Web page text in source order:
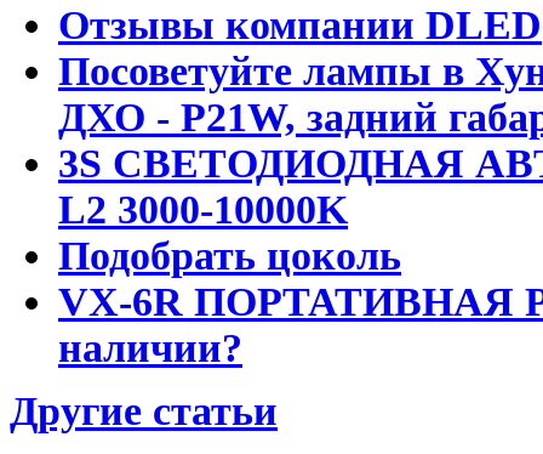
Отзывы компании DLED
Посоветуйте лампы в
ДХО - P21W, задний
3S СВЕТОДИОДНАЯ
L2 3000-10000K
Подобрать цоколь
VX-6R ПОРТАТИВНАЯ
наличии?
Другие статьи